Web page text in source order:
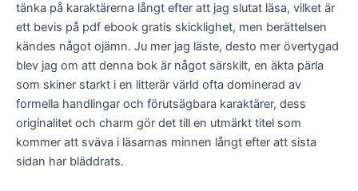
tänka på karaktärerna långt efter att jag slutat läsa, vilket är
ett bevis på pdf ebook gratis skicklighet, men berättelsen
kändes något ojämn. Ju mer jag läste, desto mer övertygad
blev jag om att denna bok är något särskilt, en äkta pärla
som skiner starkt i en litterär värld ofta dominerad av
formella handlingar och förutsägbara karaktärer, dess
originalitet och charm gör det till en utmärkt titel som
kommer att sväva i läsarnas minnen långt efter att sista
sidan har bläddrats.